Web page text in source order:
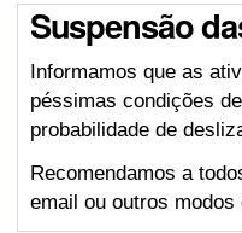
Suspensão
Informamos que as
péssimas condições
probabilidade de
Recomendamos a
email ou outros